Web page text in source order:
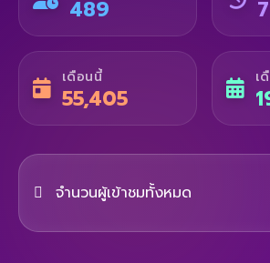
489
เดือนนี้
55,405
เ
จำนวนผู้เข้าชมทั้งหมด